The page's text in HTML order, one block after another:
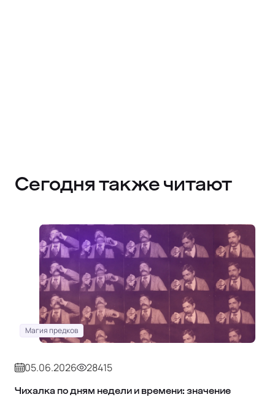
Сегодня также читают
Магия предков
05.06.2026 28415
Чихалка по дням недели и времени: значение